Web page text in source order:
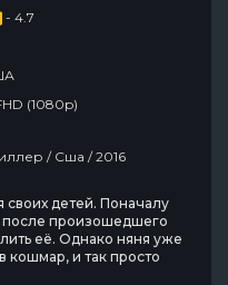
- 4.7
(1080p)
/ Сша / 2016
детей. Поначалу
после произошедшего
её. Однако няня уже
кошмар, и так просто